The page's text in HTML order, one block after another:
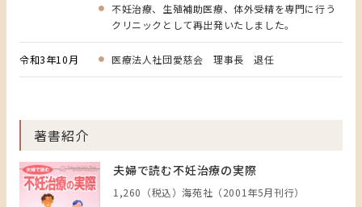
不妊治療、生殖補助医療、体外受精を専門に行う
クリニックとして再出発いたしました。
令和3年10月 医療法人社団愛慈会 理事長 退任
著書紹介
夫婦で読む不妊治療の実際
1,260（税込）海苑社（2001年5月刊行）